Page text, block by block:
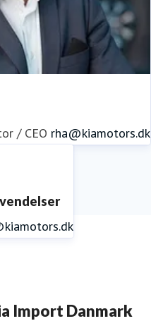
/ CEO rha@kiamotors.dk
Import Danmark